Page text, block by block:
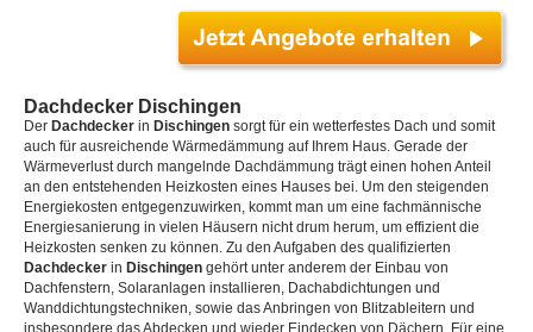
Dachdecker Dischingen
Der Dachdecker in Dischingen sorgt für ein wetterfestes Dach und somit
auch für ausreichende Wärmedämmung auf Ihrem Haus. Gerade der
Wärmeverlust durch mangelnde Dachdämmung trägt einen hohen Anteil
an den entstehenden Heizkosten eines Hauses bei. Um den steigenden
Energiekosten entgegenzuwirken, kommt man um eine fachmännische
Energiesanierung in vielen Häusern nicht drum herum, um effizient die
Heizkosten senken zu können. Zu den Aufgaben des qualifizierten
Dachdecker in Dischingen gehört unter anderem der Einbau von
Dachfenstern, Solaranlagen installieren, Dachabdichtungen und
Wanddichtungstechniken, sowie das Anbringen von Blitzableitern und
insbesondere das Abdecken und wieder Eindecken von Dächern. Für eine